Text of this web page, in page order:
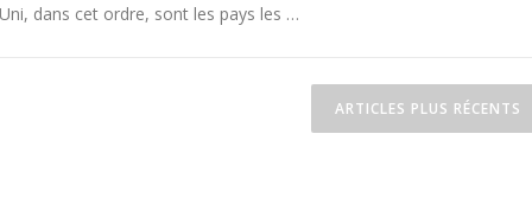
Uni, dans cet ordre, sont les pays les …
ARTICLES PLUS RÉCENTS